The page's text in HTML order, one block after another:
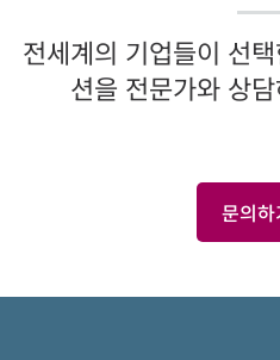
전세계의 기업들이 선
션을 전문가와 상
문의하
관